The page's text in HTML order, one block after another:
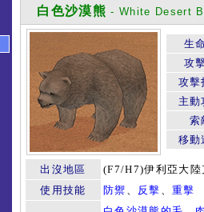
白色沙漠熊 - White Desert
生
攻
攻擊
主動
索
移動
出沒地區
(F7/H7)伊利亞大陸
使用技能
防禦 、 反擊 、重擊